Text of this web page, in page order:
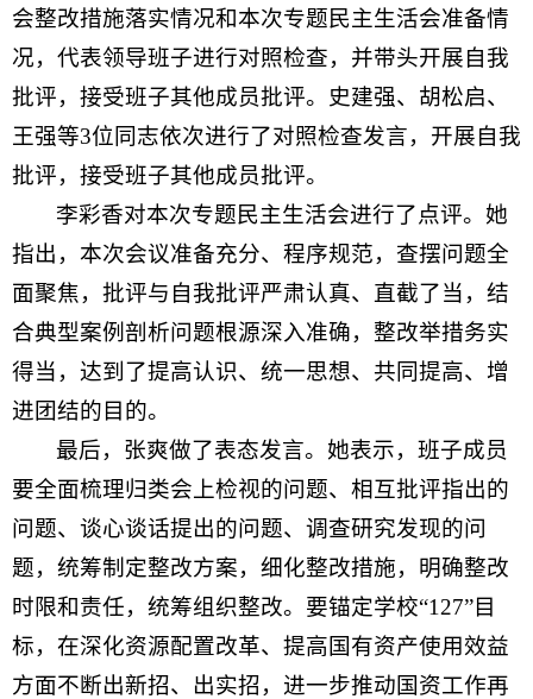
会整改措施落实情况和本次专题民主生活会准备情
况，代表领导班子进行对照检查，并带头开展自我
批评，接受班子其他成员批评。史建强、胡松启、
王强等3位同志依次进行了对照检查发言，开展自我
批评，接受班子其他成员批评。
李彩香对本次专题民主生活会进行了点评。她
指出，本次会议准备充分、程序规范，查摆问题全
面聚焦，批评与自我批评严肃认真、直截了当，结
合典型案例剖析问题根源深入准确，整改举措务实
得当，达到了提高认识、统一思想、共同提高、增
进团结的目的。
最后，张爽做了表态发言。她表示，班子成员
要全面梳理归类会上检视的问题、相互批评指出的
问题、谈心谈话提出的问题、调查研究发现的问
题，统筹制定整改方案，细化整改措施，明确整改
时限和责任，统筹组织整改。要锚定学校“127”目
标，在深化资源配置改革、提高国有资产使用效益
方面不断出新招、出实招，进一步推动国资工作再